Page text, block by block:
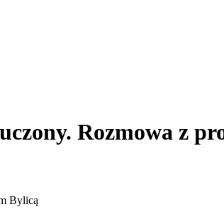
Rozmowa z